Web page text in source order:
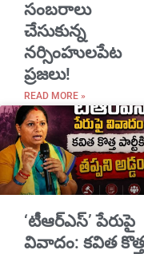
సంబరాలు
చేసుకున్న
నర్సింహులపేట
ప్రజలు!
READ MORE »
‘టీఆర్ఎస్’ పేరుపై
వివాదం: కవిత కొత్త